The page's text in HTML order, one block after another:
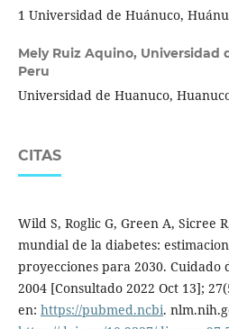
1 Universidad de Huánuco,
Mely Ruiz Aquino, Universidad
Peru
Universidad de Huanuco,
CITAS
Wild S, Roglic G, Green A, Sicree
mundial de la diabetes:
proyecciones para 2030.
2004 [Consultado 2022 Oct 13];
en: https://pubmed.ncbi.